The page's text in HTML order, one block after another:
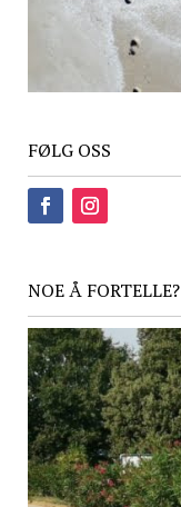
FØLG OSS
NOE Å FORTELLE?